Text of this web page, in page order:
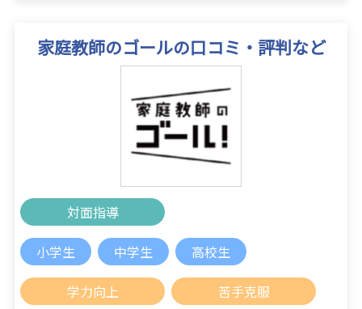
家庭教師のゴールの口コミ・評判など
対面指導
小学生 中学生 高校生
学力向上
苦手克服